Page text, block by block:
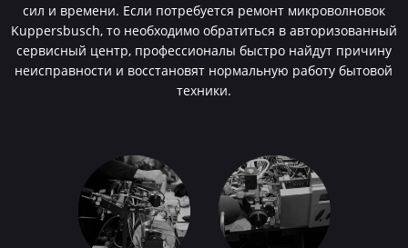
сил и времени. Если потребуется ремонт микроволновок
Kuppersbusch, то необходимо обратиться в авторизованный
сервисный центр, профессионалы быстро найдут причину
неисправности и восстановят нормальную работу бытовой
техники.